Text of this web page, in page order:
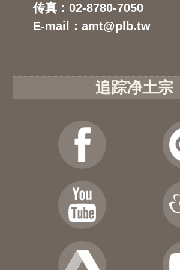
传真：02-8780-7050
E-mail：amt@plb.tw
追踪净土宗